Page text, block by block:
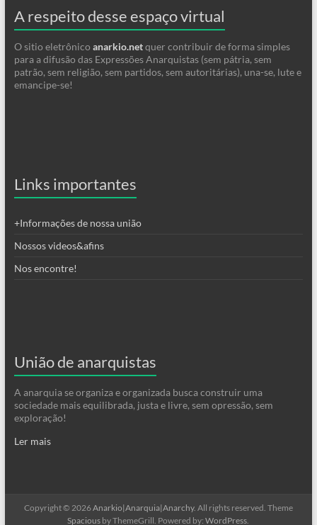
A respeito desse espaço virtual
O sitio eletrônico anarkio.netquer contribuir de forma simples
para a difusão das Expressões Anarquistas (sem pátria, sem
patrão, sem religião, sem partidos, sem autoritárias), una-se, lute e
emancipe-se!
Links importantes
+Informações de nossa união
Nossos videos&afins
Nos encontre!
União de anarquistas
A anarquia se organiza e organizada busca construir uma
sociedade mais equilibrada, justa e livre, sem opressão, sem
exploração!
Ler mais
Copyright © 2026Anarkio|Anarquia|Anarchy. All rights reserved. Theme
Spacious by ThemeGrill. Powered by:WordPress.